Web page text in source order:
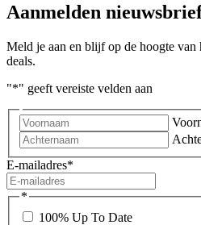
Aanmelden
Meld je aan en blijf op de hoogte van
deals.
"*" geeft vereiste velden aan
E-mailadres*
*
100% Up To Date